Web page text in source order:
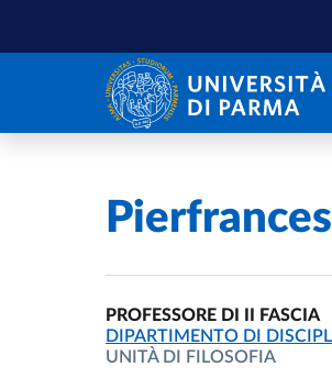
Home
PROFESSORE DI II FASCIA
UNITÀ ORGANIZZATIVA
DIPARTIMENTO DI
UNITÀ DI FILOSOFIA